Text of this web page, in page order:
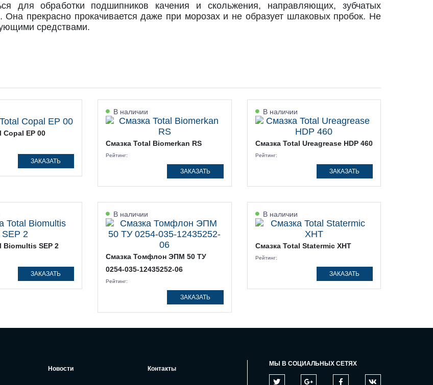
для обработки подшипников качения и скольжения, направляющих, зубчатых
Она прекрасно прокачивается даже при морозах и не образует шлаковых пробок. Не
средствами.
Copal EP 00
ЗАКАЗАТЬ
В наличии
Смазка Total Biomerkan RS
Рейтинг:
ЗАКАЗАТЬ
В наличии
Смазка Total Ureagrease HDP 460
Рейтинг:
ЗАКАЗАТЬ
Biomultis SEP 2
ЗАКАЗАТЬ
В наличии
Смазка Томфлон ЭПМ 50 ТУ
0254-035-12435252-06
Рейтинг:
ЗАКАЗАТЬ
В наличии
Смазка Total Statermic XHT
Рейтинг:
ЗАКАЗАТЬ
Новости Контакты
МЫ В СОЦИАЛЬНЫХ СЕТЯХ